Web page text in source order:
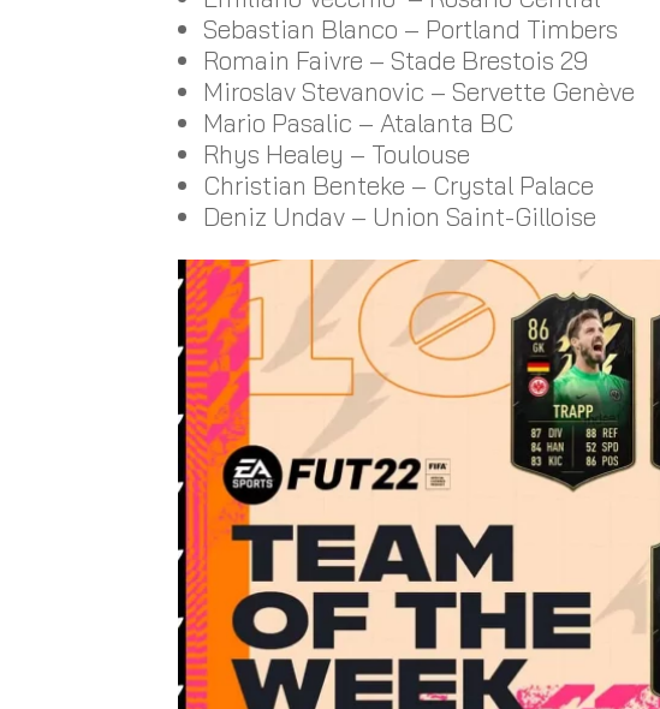
Sebastian Blanco – Portland Timbers
Romain Faivre – Stade Brestois 29
Miroslav Stevanovic – Servette Genève
Mario Pasalic – Atalanta BC
Rhys Healey – Toulouse
Christian Benteke – Crystal Palace
Deniz Undav – Union Saint-Gilloise